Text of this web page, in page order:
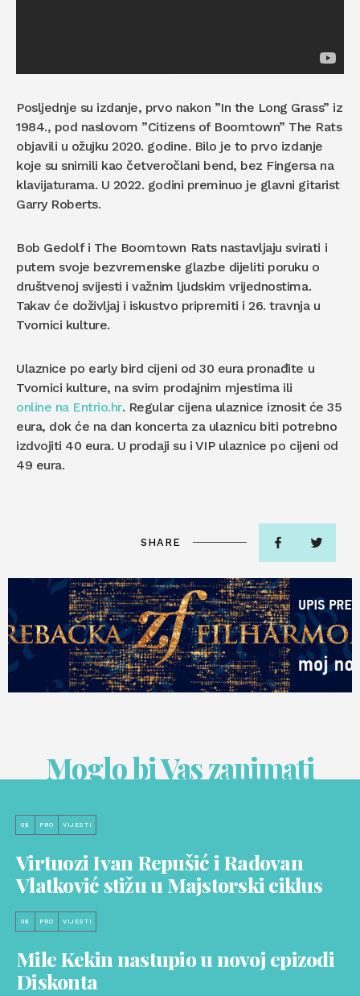
Posljednje su izdanje, prvo nakon ”In the Long Grass” iz
1984., pod naslovom ”Citizens of Boomtown” The Rats
objavili u ožujku 2020. godine. Bilo je to prvo izdanje
koje su snimili kao četveročlani bend, bez Fingersa na
klavijaturama. U 2022. godini preminuo je glavni gitarist
Garry Roberts.
Bob Gedolf i The Boomtown Rats nastavljaju svirati i
putem svoje bezvremenske glazbe dijeliti poruku o
društvenoj svijesti i važnim ljudskim vrijednostima.
Takav će doživljaj i iskustvo pripremiti i 26. travnja u
Tvornici kulture.
Ulaznice po early bird cijeni od 30 eura pronađite u
Tvornici kulture, na svim prodajnim mjestima ili
online na Entrio.hr. Regular cijena ulaznice iznosit će 35
eura, dok će na dan koncerta za ulaznicu biti potrebno
izdvojiti 40 eura. U prodaji su i VIP ulaznice po cijeni od
49 eura.
SHARE
Moglo bi Vas zanimati
08 PRO VIJESTI
Virtuozi Ivan Repušić i Radovan
Vlatković stižu u Majstorski ciklus
08 PRO VIJESTI
Mile Kekin nastupio u novoj epizodi
Diskonta